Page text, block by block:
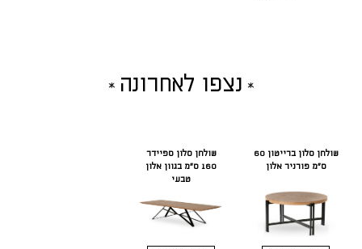
נצפו לאחרונה
שולחן סלון ברייטון 60
ס"מ פורניר אלון
שולחן סלון ספיידר
160 ס"מ בגוון אלון
טבעי